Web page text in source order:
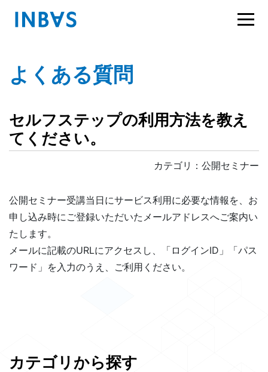
よくある質問
セルフステップの利用方法を教え
てください。
カテゴリ：公開セミナー
公開セミナー受講当日にサービス利用に必要な情報を、お
申し込み時にご登録いただいたメールアドレスへご案内い
たします。
メールに記載のURLにアクセスし、「ログインID」「パス
ワード」を入力のうえ、ご利用ください。
カテゴリから探す